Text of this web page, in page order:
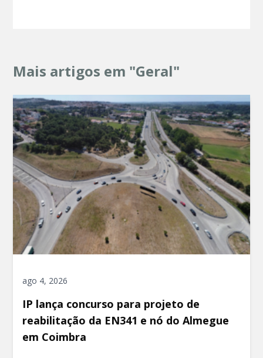
Mais artigos em "Geral"
ago 4, 2026
IP lança concurso para projeto de
reabilitação da EN341 e nó do Almegue
em Coimbra